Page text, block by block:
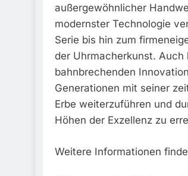
außergewöhnlicher
modernster Technologie
Serie bis hin zum
der Uhrmacherkunst.
bahnbrechenden
Generationen mit seiner
Erbe weiterzuführen und
Höhen der Exzellenz zu
Weitere Informationen